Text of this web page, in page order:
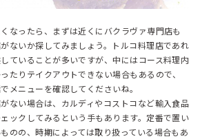
なったら、まずは近くにバクラヴァ専門店も
ないか探してみましょう。トルコ料理店であれ
ていることが多いですが、中にはコース料理内
たりテイクアウトできない場合もあるので、
メニューを確認してくださいね。
ない場合は、カルディやコストコなど輸入食品
ックしてみるという手もあります。定番で置い
のの、時期によっては取り扱っている場合もあ